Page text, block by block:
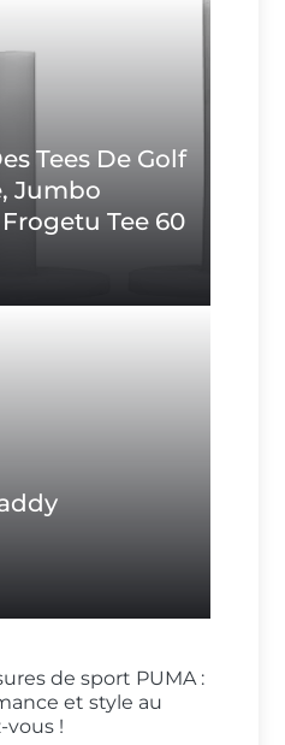
Tees De Golf
Jumbo
Tee 60
de sport PUMA :
et style au
vous !